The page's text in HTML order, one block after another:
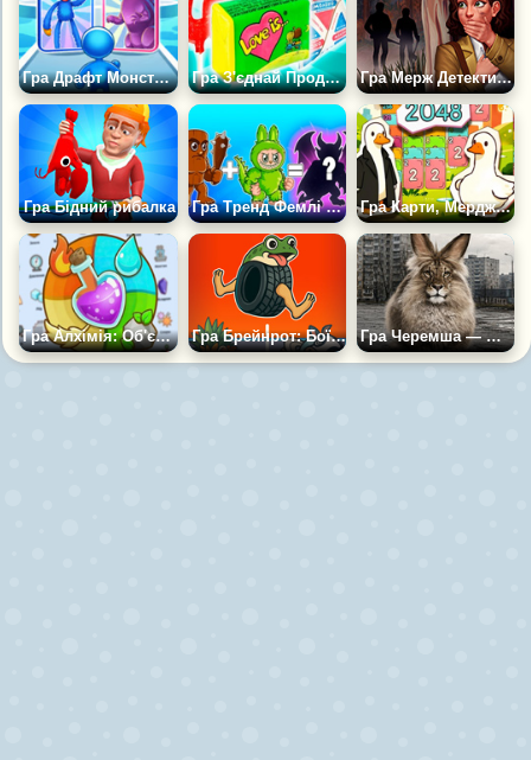
Гра Драфт Монстрів: Загін Бігунів Гра З'єднай Продукти: Їжа СРСР Гра Мерж Детектив: Заборонена таємниця
Гра Бідний рибалка Гра Тренд Фемлі Мердж Арена: Збери Загін Мемів Гра Карти, Мердж і Два Гуси: 2048
Гра Алхімія: Об'єднання Елементів 2 Гра Брейнрот: Боїнг Боїнг Злиття Гра Черемша — Жили Тихо, не Поспішаючи